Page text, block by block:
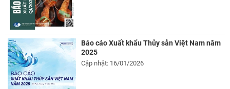
Báo cáo Xuất khẩu Thủy sản Việt Nam năm
2025
Cập nhật: 16/01/2026